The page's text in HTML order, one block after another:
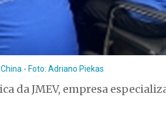
- Foto: Adriano Piekas
da JMEV, empresa